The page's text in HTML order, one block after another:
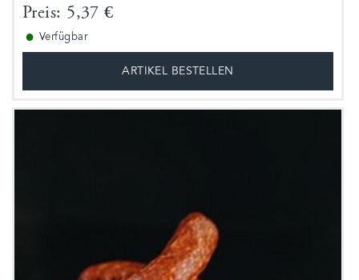
Preis: 5,37 €
● Verfügbar
ARTIKEL BESTELLEN